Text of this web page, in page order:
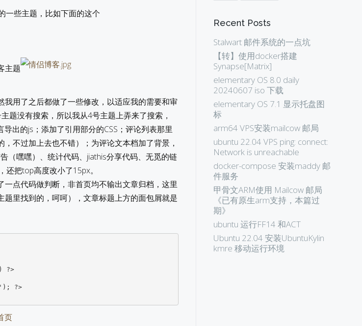
一些主题，比如下面的这个
主题
用了之后都做了一些修改，以适应我的需要和审
题没有搜索，所以我从4号主题上弄来了搜索，
出的js；添加了引用部分的CSS；评论列表那里
不过加上去也不错）；为评论文本档加了背景，
（嘿嘿）、统计代码、jiathis分享代码、无觅的链
把top高度改小了15px。
点代码做判断，非首页均不输出文章归档，这里
里找到的，呵呵），文章标题上方的面包屑就是
?>
?>
页
Recent Posts
Stalwart 邮件系统的一点坑
【转】使用docker搭建
Synapse[Matrix]
elementary OS 8.0 daily
20240607 iso 下载
elementary OS 7.1 显示托盘图
标
arm64 VPS安装mailcow 邮局
ubuntu 22.04 VPS ping: connect:
Network is unreachable
docker-compose 安装maddy 邮
件服务
甲骨文ARM使用 Mailcow 邮局
《已有原生arm支持，本篇过
期》
ubuntu 运行FF14 和ACT
Ubuntu 22.04 安装UbuntuKylin
kmre 移动运行环境